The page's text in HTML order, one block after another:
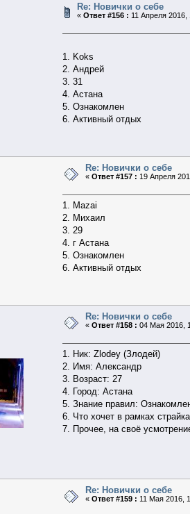
Re: Новички о себе
« Ответ #156 : 11 Апреля 2016,
1. Koks
2. Андрей
3. 31
4. Астана
5. Ознакомлен
6. Активный отдых
Re: Новички о себе
« Ответ #157 : 19 Апреля
1. Mazai
2. Михаил
3. 29
4. г Астана
5. Ознакомлен
6. Активный отдых
Re: Новички о себе
« Ответ #158 : 04 Мая 2016,
1. Ник: Zlodey (Злодей)
2. Имя: Александр
3. Возраст: 27
4. Город: Астана
5. Знание правил:
6. Что хочет в рамках
7. Прочее, на своё
Re: Новички о себе
« Ответ #159 : 11 Мая 2016,